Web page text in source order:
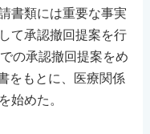
書類には重要な事実
て承認撤回提案を行
の承認撤回提案をめ
をもとに、医療関係
始めた。